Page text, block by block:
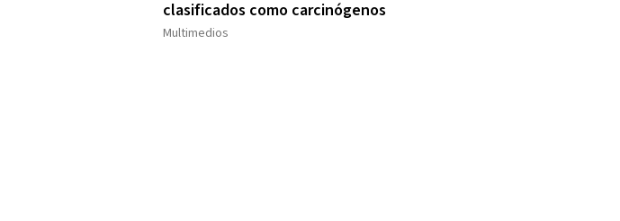
clasificados como carcinógenos
Multimedios